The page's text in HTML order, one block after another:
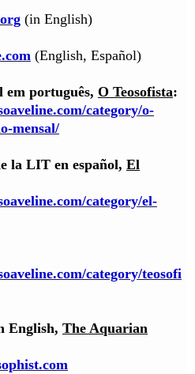
(in English)
(English, Español)
em português, O Teosofista:
category/o-
mensal/
la LIT en español, El
category/el-
category/teosofi
English, The Aquarian